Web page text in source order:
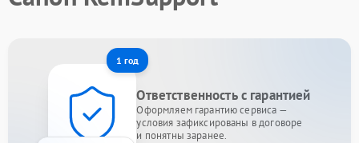
1 год
Ответственность с гарантией
Оформляем гарантию сервиса —
условия зафиксированы в договоре
и понятны заранее.